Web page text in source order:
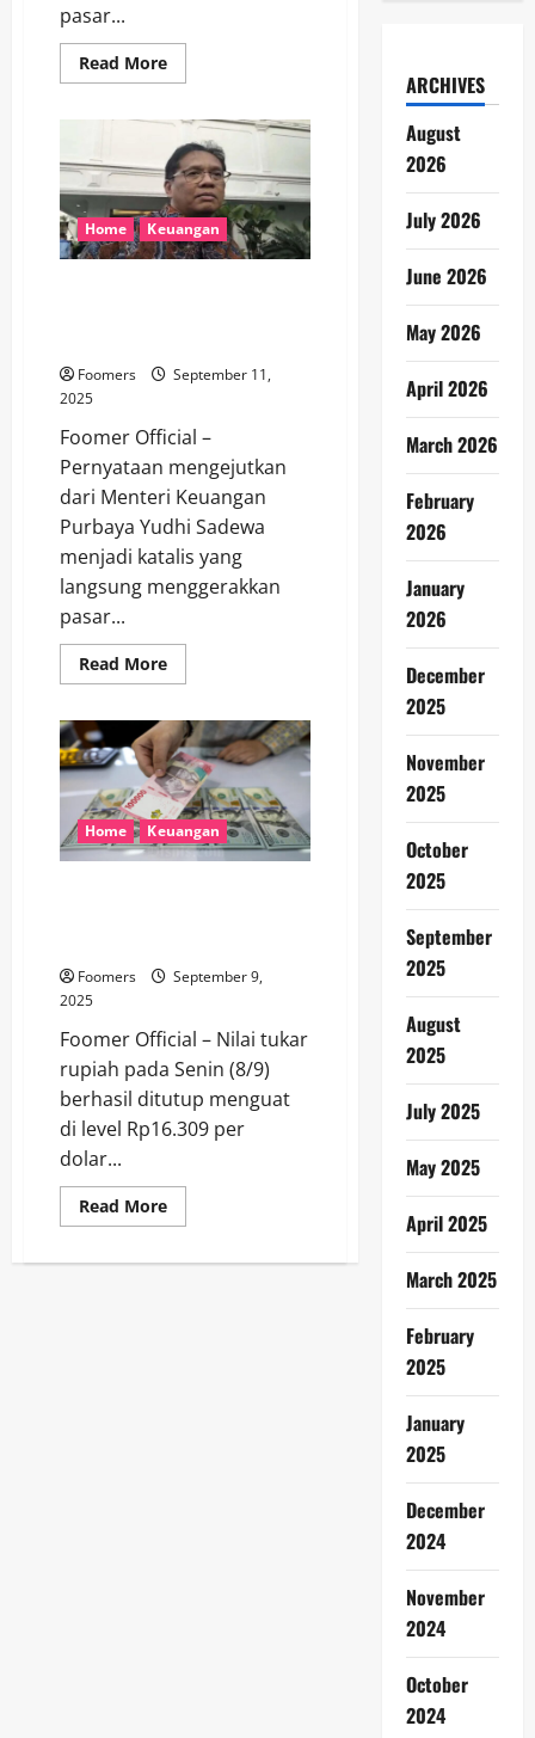
pasar...
Read MoreRead
more
Melemah
ke
Rp16.406
per
Dolar
AS,
Investor
Tunggu
Hasil
Home Keuangan
Foomers
September 11,
2025
Foomer Official –
Pernyataan mengejutkan
dari Menteri Keuangan
Purbaya Yudhi Sadewa
menjadi katalis yang
langsung menggerakkan
pasar...
Read MoreRead
more
Positif
Dari
Purbaya
Dorong
Saham
Bank
Merah
Meroket
Home Keuangan
Foomers
September 9,
2025
Foomer Official – Nilai tukar
rupiah pada Senin (8/9)
berhasil ditutup menguat
di level Rp16.309 per
dolar...
Read MoreRead
more
Menguat
ARCHIVES
August
2026
July 2026
June 2026
May 2026
April 2026
March 2026
February
2026
January
2026
December
2025
November
2025
October
2025
September
2025
August
2025
July 2025
May 2025
April 2025
March 2025
February
2025
January
2025
December
2024
November
2024
October
2024